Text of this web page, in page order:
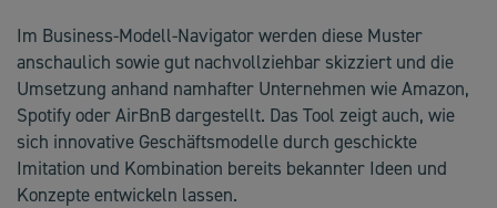
Im Business-Modell-Navigator werden diese Muster
anschaulich sowie gut nachvollziehbar skizziert und die
Umsetzung anhand namhafter Unternehmen wie Amazon,
Spotify oder AirBnB dargestellt. Das Tool zeigt auch, wie
sich innovative Geschäftsmodelle durch geschickte
Imitation und Kombination bereits bekannter Ideen und
Konzepte entwickeln lassen.